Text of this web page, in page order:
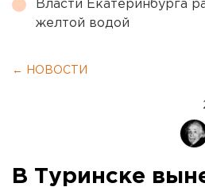
Власти Екатеринбурга
желтой водой
← НОВОСТИ
В Туринске